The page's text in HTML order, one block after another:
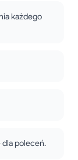
każdego
poleceń.